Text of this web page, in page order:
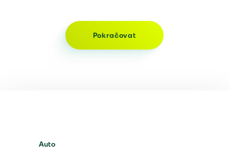
Pokračovat
Auto